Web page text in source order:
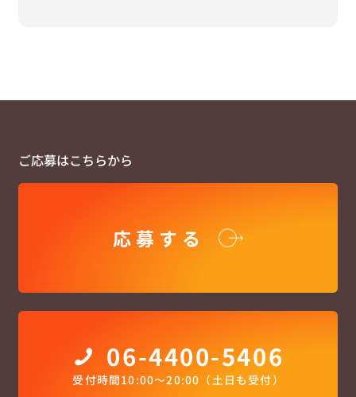
ご応募はこちらから
応募する
06-4400-5406
受付時間10:00〜20:00（土日も受付）